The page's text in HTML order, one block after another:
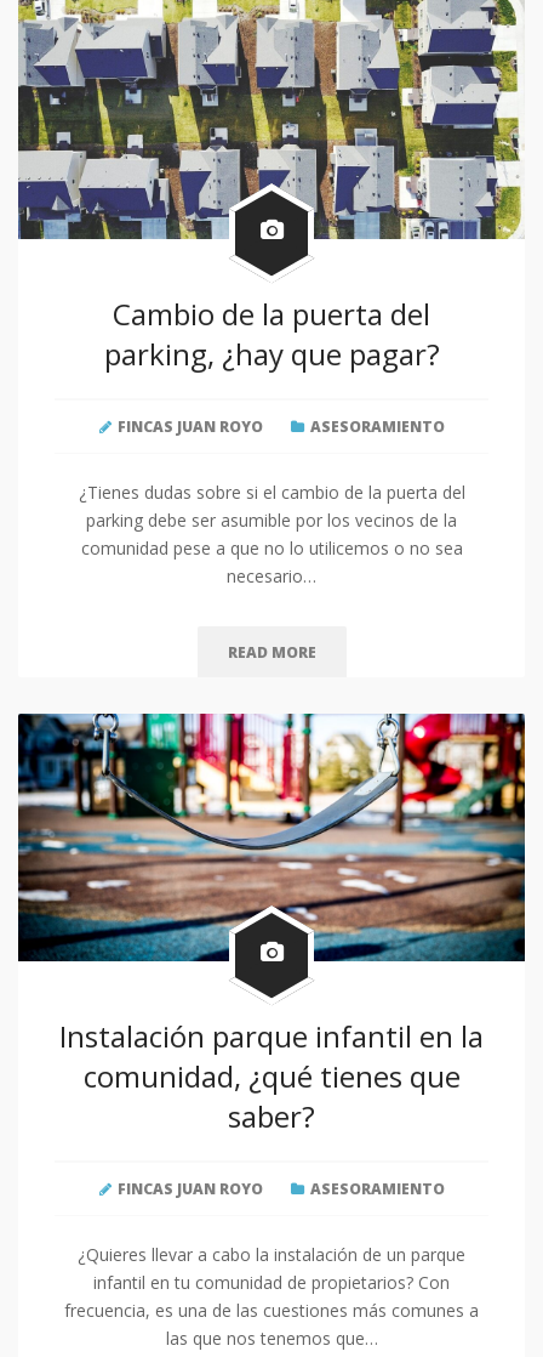
Cambio de la puerta del
parking, ¿hay que pagar?
FINCAS JUAN ROYO ASESORAMIENTO
¿Tienes dudas sobre si el cambio de la puerta del
parking debe ser asumible por los vecinos de la
comunidad pese a que no lo utilicemos o no sea
necesario…
READ MORE
Instalación parque infantil en la
comunidad, ¿qué tienes que
saber?
FINCAS JUAN ROYO ASESORAMIENTO
¿Quieres llevar a cabo la instalación de un parque
infantil en tu comunidad de propietarios? Con
frecuencia, es una de las cuestiones más comunes a
las que nos tenemos que…